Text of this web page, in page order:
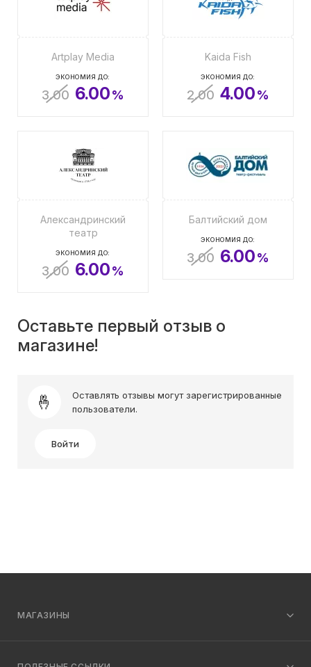
Artplay Media
ЭКОНОМИЯ ДО:
3.00 6.00%
Kaida Fish
ЭКОНОМИЯ ДО:
2.00 4.00%
Александринский
театр
ЭКОНОМИЯ ДО:
3.00 6.00%
Балтийский дом
ЭКОНОМИЯ ДО:
3.00 6.00%
Оставьте первый отзыв о
магазине!
Оставлять отзывы могут зарегистрированные
пользователи.
Войти
МАГАЗИНЫ